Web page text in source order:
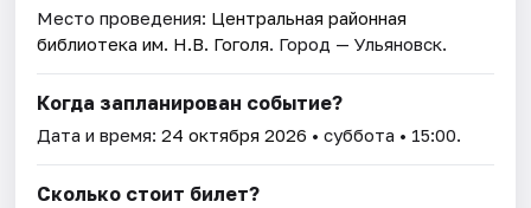
Место проведения: Центральная районная
библиотека им. Н.В. Гоголя. Город — Ульяновск.
Когда запланирован событие?
Дата и время:24 октября 2026 • суббота • 15:00.
Сколько стоит билет?